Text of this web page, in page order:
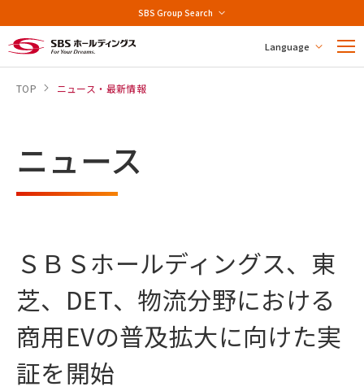
Language
SBS Group Search
TOP ニュース・最新情報
ニュース
ＳＢＳホールディングス、東
芝、DET、物流分野における
商用EVの普及拡大に向けた実
証を開始